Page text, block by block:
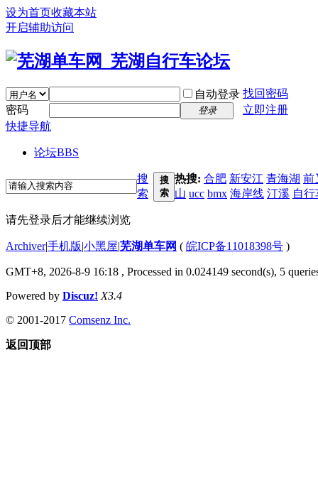
设为首页收藏本站
开启辅助访问
自动登录 找回密码
密码
登录
立即注册
快捷导航
论坛BBS
搜
索
搜
索
热搜: 合肥 新安江 青海湖 前
山 ucc bmx 海岸线 汀溪 自
请先登录后才能继续浏览
Archiver|手机版|小黑屋|芜湖单车网 ( 皖ICP备11018398号 )
GMT+8, 2026-8-9 16:18 , Processed in 0.024149 second(s), 5
Powered by Discuz! X3.4
© 2001-2017 Comsenz Inc.
返回顶部